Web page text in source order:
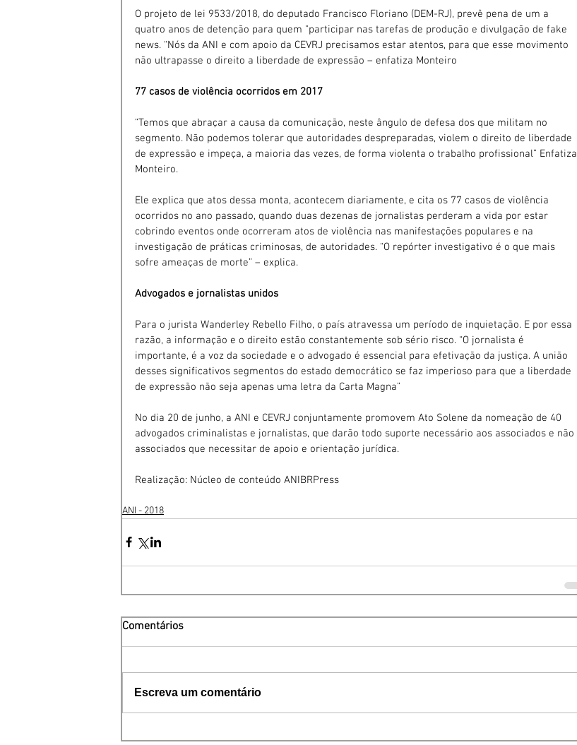
O projeto de lei 9533/2018, do deputado Francisco Floriano (DEM-RJ), prevê pena de um a
quatro anos de detenção para quem "participar nas tarefas de produção e divulgação de fake
news. “Nós da ANI e com apoio da CEVRJ precisamos estar atentos, para que esse movimento
não ultrapasse o direito a liberdade de expressão – enfatiza Monteiro
77 casos de violência ocorridos em 2017
“Temos que abraçar a causa da comunicação, neste ângulo de defesa dos que militam no
segmento. Não podemos tolerar que autoridades despreparadas, violem o direito de liberdade
de expressão e impeça, a maioria das vezes, de forma violenta o trabalho profissional” Enfatiza
Monteiro.
Ele explica que atos dessa monta, acontecem diariamente, e cita os 77 casos de violência
ocorridos no ano passado, quando duas dezenas de jornalistas perderam a vida por estar
cobrindo eventos onde ocorreram atos de violência nas manifestações populares e na
investigação de práticas criminosas, de autoridades. “O repórter investigativo é o que mais
sofre ameaças de morte” – explica.
Advogados e jornalistas unidos
Para o jurista Wanderley Rebello Filho, o país atravessa um período de inquietação. E por essa
razão, a informação e o direito estão constantemente sob sério risco. “O jornalista é
importante, é a voz da sociedade e o advogado é essencial para efetivação da justiça. A união
desses significativos segmentos do estado democrático se faz imperioso para que a liberdade
de expressão não seja apenas uma letra da Carta Magna”
No dia 20 de junho, a ANI e CEVRJ conjuntamente promovem Ato Solene da nomeação de 40
advogados criminalistas e jornalistas, que darão todo suporte necessário aos associados e não
associados que necessitar de apoio e orientação jurídica.
Realização: Núcleo de conteúdo ANIBRPress
ANI - 2018
Comentários
Escreva um comentário